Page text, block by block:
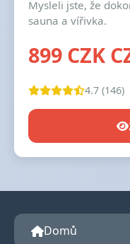
Mysleli jste, že
sauna a vířivka.
899 CZK
4.7 (146)
Domů